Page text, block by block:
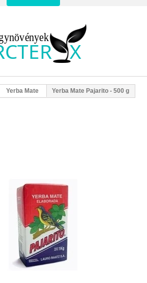
Yerba Mate Yerba Mate Pajarito - 500 g